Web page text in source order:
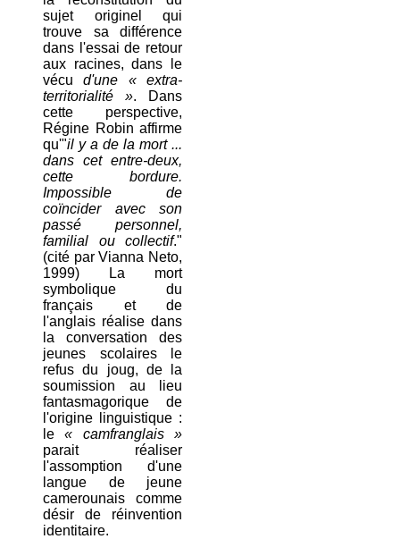
sujet originel qui
trouve sa différence
dans l'essai de retour
aux racines, dans le
vécud'une « extra-
territorialité ». Dans
cette perspective,
Régine Robin affirme
qu'"il y a de la mort ...
dans cet entre-deux,
cette bordure.
Impossible de
coïncider avec son
passé personnel,
familial ou collectif."
(cité par Vianna Neto,
1999) La mort
symbolique du
français et de
l'anglais réalise dans
la conversation des
jeunes scolaires le
refus du joug, de la
soumission au lieu
fantasmagorique de
l'origine linguistique :
le« camfranglais »
parait réaliser
l'assomption d'une
langue de jeune
camerounais comme
désir de réinvention
identitaire.